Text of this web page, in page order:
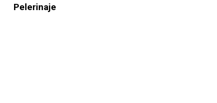
Pelerinaje